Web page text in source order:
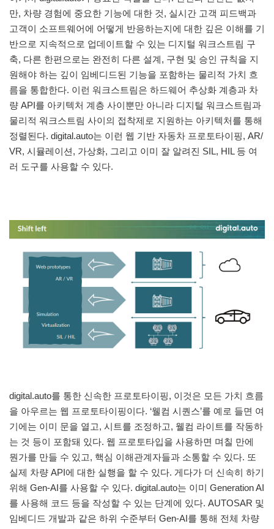
만, 차량 경험에 중요한 기능에 대한 것, 실시간 고객 피드백과
고객이 소프트웨어에 어떻게 반응하는지에 대한 깊은 이해를 기
반으로 지속적으로 업데이트할 수 있는 디지털 워크스트림 구
축, 다른 한편으로는 완전히 다른 설계, 구현 및 승인 규칙을 지
원해야 하는 깊이 임베디드된 기능을 포함하는 물리적 가치 흐
름을 통합한다. 이런 워크스트림은 하드웨어 추상화 계층과 차
량 API를 아키텍처 계층 사이뿐만 아니라 디지털 워크스트림과
물리적 워크스트림 사이의 접착제로 지원하는 아키텍처를 통해
정렬된다. digital.auto는 이런 웹 기반 자동차 프로토타이핑, AR/
VR, 시뮬레이션, 가상화, 그리고 이미 잘 알려진 SIL, HIL 등 여
러 도구를 사용할 수 있다.
digital.auto를 통한 신속한 프로토타이핑, 이것은 모든 가치 흐름
을 아우르는 웹 프로토타이핑이다. ‘웰컴 시퀀스’를 예로 들면 여
기에는 이미 문을 열고, 시트를 조정하고, 웰컴 라이트를 작동하
는 것 등이 포함돼 있다. 웹 프로토타입을 사용하면 며칠 만에
뭔가를 만들 수 있고, 핵심 이해관계자들과 소통할 수 있다. 또
실제 차량 API에 대한 실행을 할 수 있다. 게다가 더 신속히 하기
위해 Gen-AI를 사용할 수 있다. digital.auto는 이미 Generation AI
를 사용해 코드 등을 작성할 수 있는 단계에 있다. AUTOSAR 및
임베디드 개발과 같은 하위 수준부터 Gen-AI를 통해 전체 차량